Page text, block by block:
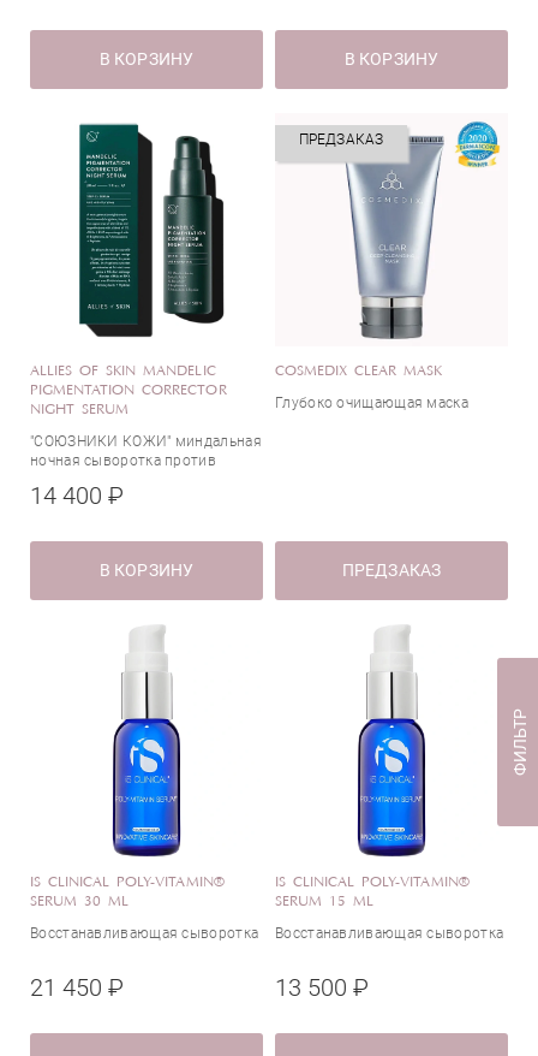
ФИЛЬТР
Сужение пор
Увлажнение
Успокаивающее действие
Проблемная кожа
Активные компоненты
Азелаиновая кислота
Альфа-токоферол (Витамин E)
Антиоксиданты
Аскорбиновая кислота (Витамин С)
Бисаболол (экстракт ромашки)
Глицерин
Коэнзим Q10
Лимонная кислота
Миндальная кислота
Пантенол (витамин B5)
Пептиды
Ресвератрол
Ретинол (витамин А)
Салициловая кислота (ВНА-кислота)
Сквалан
Центелла азиатская
Экстракт корня солодки
Корея
США
В КОРЗИНУ В КОРЗИНУ
ALLIES OF SKIN MANDELIC
PIGMENTATION CORRECTOR
NIGHT SERUM
"СОЮЗНИКИ КОЖИ" миндальная
ночная сыворотка против
14 400 ₽
В КОРЗИНУ
ПРЕДЗАКАЗ
COSMEDIX CLEAR MASK
Глубоко очищающая маска
ПРЕДЗАКАЗ
IS CLINICAL POLY-VITAMIN®
SERUM 30 ML
Восстанавливающая сыворотка
21 450 ₽
IS CLINICAL POLY-VITAMIN®
SERUM 15 ML
Восстанавливающая сыворотка
13 500 ₽